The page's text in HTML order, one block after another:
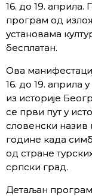
16. до 19. априла.
програм од
установама
бесплатан.
Ова
16. до 19. априла
из историје
се први пут у
словенски назив
године када
од стране
српски град.
Детаљан